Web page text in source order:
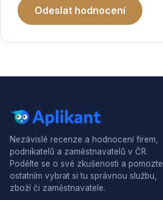
Odeslat hodnocení
Nezávislé recenze a hodnocení firem,
podnikatelů a zaměstnavatelů v ČR.
Podělte se o své zkušenosti a pomozte
ostatním vybrat si tu správnou službu,
zboží či zaměstnavatele.